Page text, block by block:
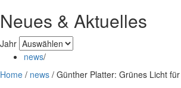
Neues & Aktuelles
Jahr
news/
Home / news / Günther Platter: Grünes Licht